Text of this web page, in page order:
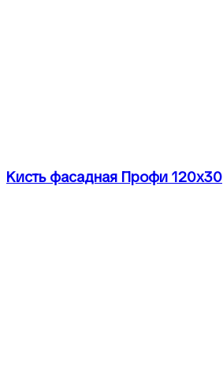
Кисть фасадная Профи 120х30